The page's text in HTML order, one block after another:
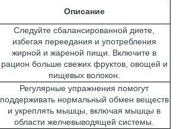
Описание
Следуйте сбалансированной диете,
избегая переедания и употребления
жирной и жареной пищи. Включите в
рацион больше свежих фруктов, овощей и
пищевых волокон.
Регулярные упражнения помогут
поддерживать нормальный обмен веществ
и укреплять мышцы, включая мышцы в
области желчевыводящей системы.